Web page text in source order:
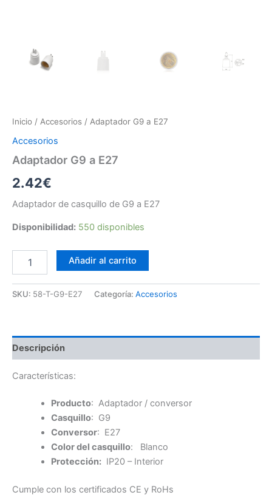
Inicio / Accesorios / Adaptador G9 a E27
Accesorios
Adaptador G9 a E27
2.42€
Adaptador de casquillo de G9 a E27
Disponibilidad: 550 disponibles
E27
Añadir al carrito
SKU: 58-T-G9-E27 Categoría: Accesorios
Descripción
Características:
Producto: Adaptador / conversor
Casquillo: G9
Conversor: E27
Color del casquillo: Blanco
Protección:IP20 – Interior
Cumple con los certificados CE y RoHs